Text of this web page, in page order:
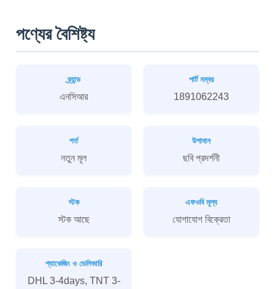
পণ্যের বৈশিষ্ট্য
ব্র্যান্ড
এনসিআর
পার্ট নম্বর
1891062243
শর্ত
নতুন মূল
উপাদান
ছবি প্রদর্শনী
স্টক
স্টক আছে
এফওবি মূল্য
যোগাযোগ বিক্রেতা
প্যাকেজিং ও ডেলিভারি
DHL 3-4days, TNT 3-